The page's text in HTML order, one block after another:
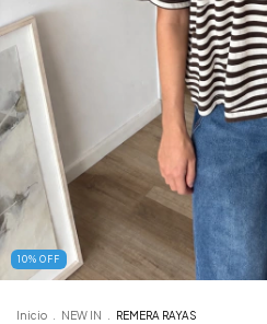
10% OFF
Inicio NEW IN REMERA RAYAS